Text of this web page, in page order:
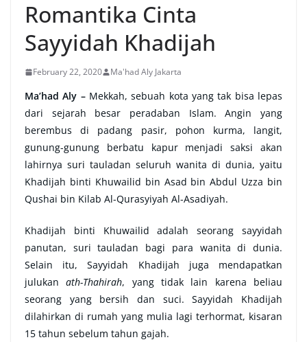
Romantika Cinta
Sayyidah Khadijah
February 22, 2020 Ma'had Aly Jakarta
Ma’had Aly – Mekkah, sebuah kota yang tak bisa lepas
dari sejarah besar peradaban Islam. Angin yang
berembus di padang pasir, pohon kurma, langit,
gunung-gunung berbatu kapur menjadi saksi akan
lahirnya suri tauladan seluruh wanita di dunia, yaitu
Khadijah binti Khuwailid bin Asad bin Abdul Uzza bin
Qushai bin Kilab Al-Qurasyiyah Al-Asadiyah.
Khadijah binti Khuwailid adalah seorang sayyidah
panutan, suri tauladan bagi para wanita di dunia.
Selain itu, Sayyidah Khadijah juga mendapatkan
julukanath-Thahirah, yang tidak lain karena beliau
seorang yang bersih dan suci. Sayyidah Khadijah
dilahirkan di rumah yang mulia lagi terhormat, kisaran
15 tahun sebelum tahun gajah.